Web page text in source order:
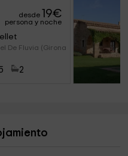
desde 19€
persona y noche
De Fluvia (Girona)
2